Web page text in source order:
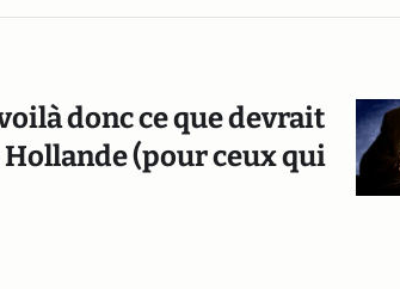
donc ce que devrait
(pour ceux qui